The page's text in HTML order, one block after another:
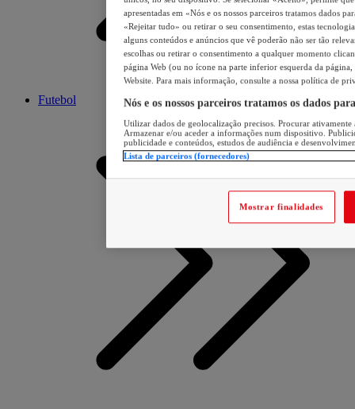
Futebol
apresentadas em «Nós e os nossos parceiros tratamos dados
«Rejeitar tudo» ou retirar o seu consentimento, estas
alguns conteúdos e anúncios que vê poderão não ser tão
escolhas ou retirar o consentimento a qualquer momento
página Web (ou no ícone na parte inferior esquerda da página,
Website. Para mais informação, consulte a nossa política de
Nós e os nossos parceiros tratamos os dados
Utilizar dados de geolocalização precisos. Procurar
Armazenar e/ou aceder a informações num dispositivo.
publicidade e conteúdos, estudos de audiência e
Lista de parceiros (fornecedores)
Mostrar finalidades